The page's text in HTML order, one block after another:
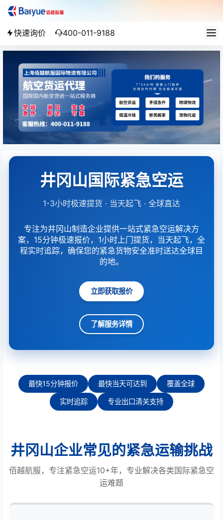
快速询价 400-011-9188
井冈山国际紧急空运
1-3小时极速提货 · 当天起飞 · 全球直达
专注为井冈山制造企业提供一站式紧急空运解决方
案，15分钟极速报价，1小时上门提货，当天起飞，全
程实时追踪，确保您的紧急货物安全准时送达全球目
的地。
立即获取报价
了解服务详情
最快15分钟报价 最快当天可达到 覆盖全球
实时追踪 专业出口清关支持
井冈山企业常见的紧急运输挑战
佰越航服，专注紧急空运10+年，专业解决各类国际紧急空
运难题